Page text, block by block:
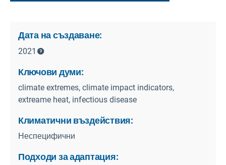
Дата на създаване:
2021
Ключови думи:
climate extremes, climate impact indicators,
extreame heat, infectious disease
Климатични въздействия:
Неспецифични
Подходи за адаптация: